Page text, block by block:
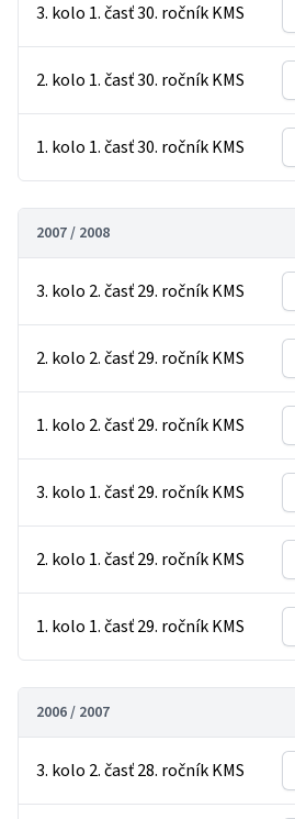
3. kolo 1. časť 30. ročník KMS
2. kolo 1. časť 30. ročník KMS
1. kolo 1. časť 30. ročník KMS
2007 / 2008
3. kolo 2. časť 29. ročník KMS
2. kolo 2. časť 29. ročník KMS
1. kolo 2. časť 29. ročník KMS
3. kolo 1. časť 29. ročník KMS
2. kolo 1. časť 29. ročník KMS
1. kolo 1. časť 29. ročník KMS
2006 / 2007
3. kolo 2. časť 28. ročník KMS